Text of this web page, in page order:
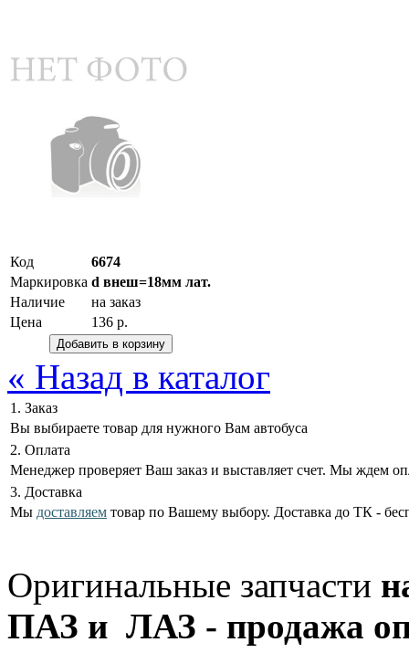
Код
6674
Маркировка d внеш=18мм лат.
Наличие
на заказ
Цена
136 р.
« Назад в каталог
1. Заказ
Вы выбираете товар для нужного Вам автобуса
2. Оплата
Менеджер проверяет Ваш заказ и выставляет счет. Мы ждем
3. Доставка
Мы доставляем товар по Вашему выбору. Доставка до ТК -
Оригинальные запчасти
ПАЗ и ЛАЗ - продажа